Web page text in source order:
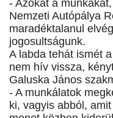
- Azokat a
Nemzeti Autópálya
maradéktalanul
jogosultságunk.
A labda tehát ismét
nem hív vissza,
Galuska János
- A munkálatok
ki, vagyis abból,